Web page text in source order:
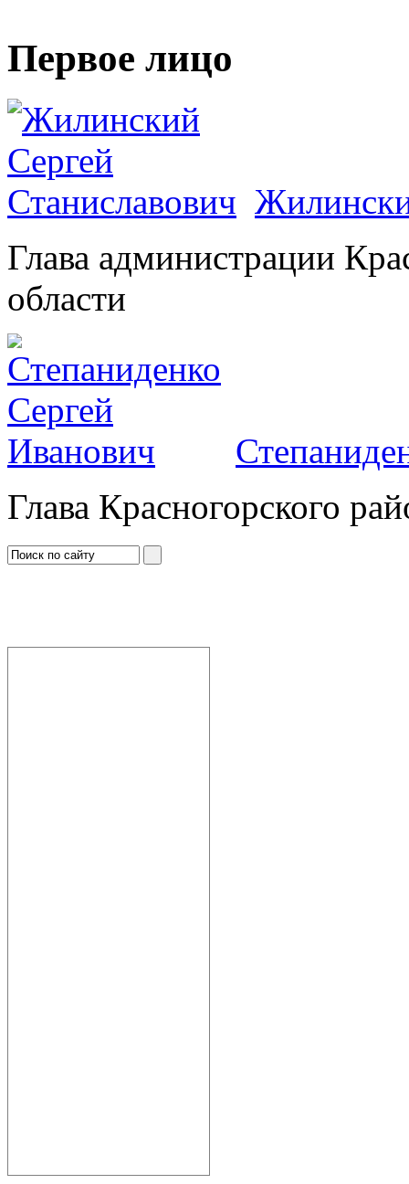
Первое лицо
Глава администрации
области
Глава Красногорского